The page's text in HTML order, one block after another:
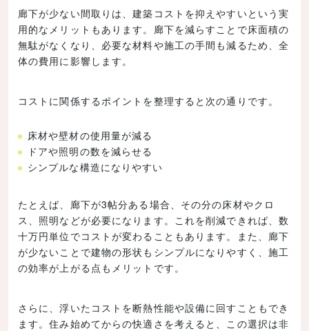
廊下が少ない間取りは、建築コストを抑えやすいという実
用的なメリットもあります。廊下を減らすことで床面積の
無駄がなくなり、必要な材料や施工の手間も減るため、全
体の費用に影響します。
コストに関係するポイントを整理すると次の通りです。
床材や壁材の使用量が減る
ドアや照明の数を減らせる
シンプルな構造になりやすい
たとえば、廊下が3帖分ある場合、その分の床材やクロ
ス、照明などが必要になります。これを削減できれば、数
十万円単位でコストが変わることもあります。また、廊下
が少ないことで建物の形状もシンプルになりやすく、施工
の効率が上がる点もメリットです。
さらに、浮いたコストを断熱性能や設備に回すこともでき
ます。住み始めてからの快適さを考えると、この選択は非